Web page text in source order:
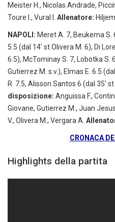
Meister H., Nicolas Andrade,
Toure I., Vural I. Allenatore:
NAPOLI: Meret A. 7, Beukema S.
5.5 (dal 14′ st Olivera M. 6), Di
6.5), McTominay S. 7, Lobotka S.
Gutierrez M. s.v.), Elmas E. 6.5
R. 7.5, Alisson Santos 6 (dal 35′
disposizione: Anguissa F.,
Giovane, Gutierrez M., Juan
V., Olivera M., Vergara A.
CRONACA
Highlights della partita